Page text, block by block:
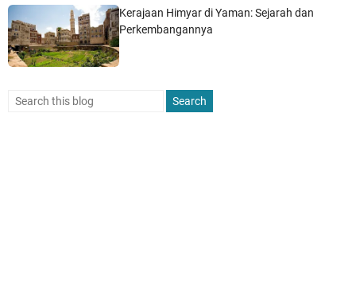
Kerajaan Himyar di Yaman: Sejarah dan
Perkembangannya